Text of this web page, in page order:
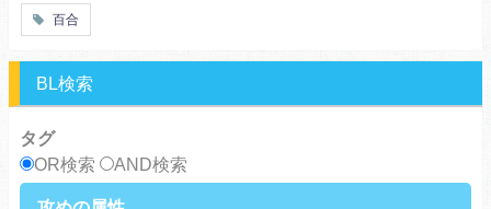
ツンデレ
アラサー
スピンオフ・外伝
ヤンキー・極道
癒し系
サラリーマン
浮気・不倫
百合
BL検索
タグ
OR検索
AND検索